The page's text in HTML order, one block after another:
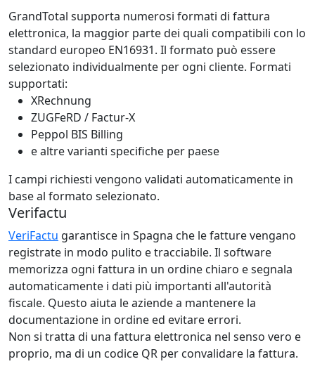
GrandTotal supporta numerosi formati di fattura
elettronica, la maggior parte dei quali compatibili con lo
standard europeo EN16931. Il formato può essere
selezionato individualmente per ogni cliente. Formati
supportati:
XRechnung
ZUGFeRD / Factur-X
Peppol BIS Billing
e altre varianti specifiche per paese
I campi richiesti vengono validati automaticamente in
base al formato selezionato.
Verifactu
VeriFactu garantisce in Spagna che le fatture vengano
registrate in modo pulito e tracciabile. Il software
memorizza ogni fattura in un ordine chiaro e segnala
automaticamente i dati più importanti all'autorità
fiscale. Questo aiuta le aziende a mantenere la
documentazione in ordine ed evitare errori.
Non si tratta di una fattura elettronica nel senso vero e
proprio, ma di un codice QR per convalidare la fattura.